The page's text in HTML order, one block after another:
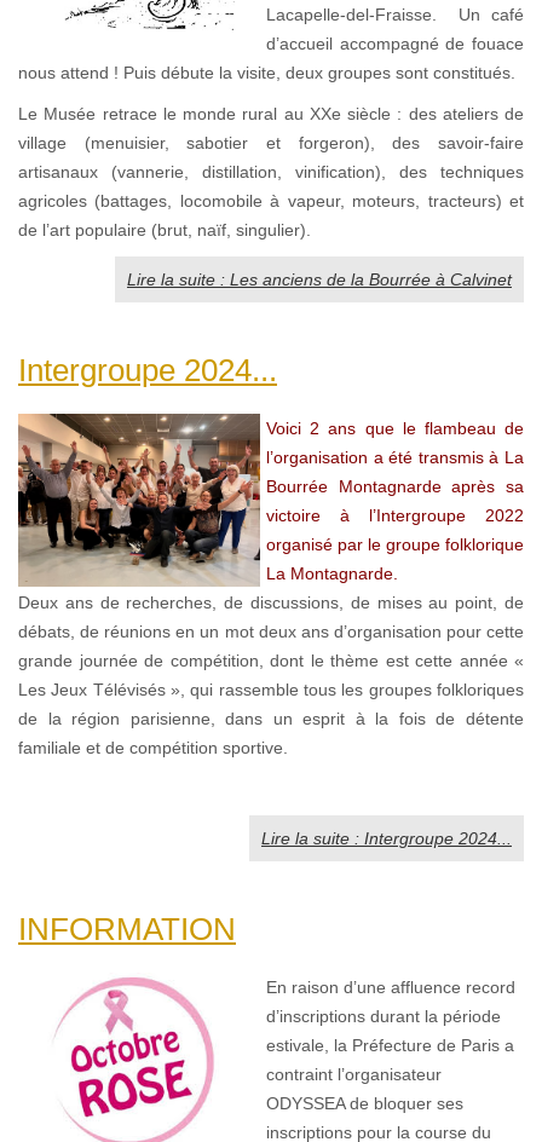
Lacapelle-del-Fraisse. Un café
d’accueil accompagné de fouace
nous attend ! Puis débute la visite, deux groupes sont constitués.
Le Musée retrace le monde rural au XXe siècle : des ateliers de
village (menuisier, sabotier et forgeron), des savoir-faire
artisanaux (vannerie, distillation, vinification), des techniques
agricoles (battages, locomobile à vapeur, moteurs, tracteurs) et
de l’art populaire (brut, naïf, singulier).
Lire la suite : Les anciens de la Bourrée à Calvinet
Intergroupe 2024...
Voici 2 ans que le flambeau de
l’organisation a été transmis à La
Bourrée Montagnarde après sa
victoire à l’Intergroupe 2022
organisé par le groupe folklorique
La Montagnarde.
Deux ans de recherches, de discussions, de mises au point, de
débats, de réunions en un mot deux ans d’organisation pour cette
grande journée de compétition, dont le thème est cette année «
Les Jeux Télévisés », qui rassemble tous les groupes folkloriques
de la région parisienne, dans un esprit à la fois de détente
familiale et de compétition sportive.
Lire la suite : Intergroupe 2024...
INFORMATION
En raison d’une affluence record
d’inscriptions durant la période
estivale, la Préfecture de Paris a
contraint l’organisateur
ODYSSEA de bloquer ses
inscriptions pour la course du